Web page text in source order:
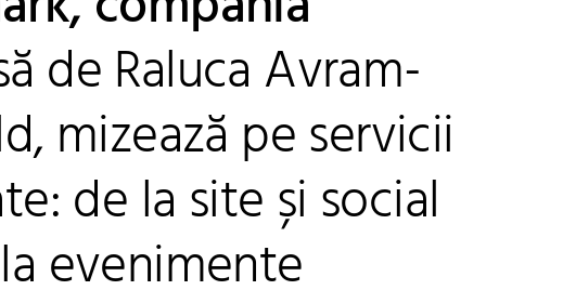
de Raluca Avram-
mizează pe servicii
de la site și social
evenimente